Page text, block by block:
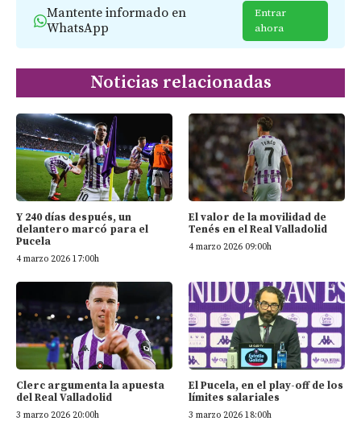
Mantente informado en
WhatsApp
Entrar
ahora
Noticias relacionadas
Y 240 días después, un
delantero marcó para el
Pucela
4 marzo 2026 17:00h
El valor de la movilidad de
Tenés en el Real Valladolid
4 marzo 2026 09:00h
Clerc argumenta la apuesta
del Real Valladolid
3 marzo 2026 20:00h
El Pucela, en el play-off de los
límites salariales
3 marzo 2026 18:00h